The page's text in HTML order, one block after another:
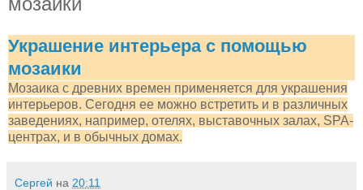
Украшение интерьера с помощью
мозаики
Мозаика с древних времен применяется для украшения
интерьеров. Сегодня ее можно встретить и в различных
заведениях, например, отелях, выставочных залах, SPA-
центрах, и в обычных домах.
Сергей на 20:11